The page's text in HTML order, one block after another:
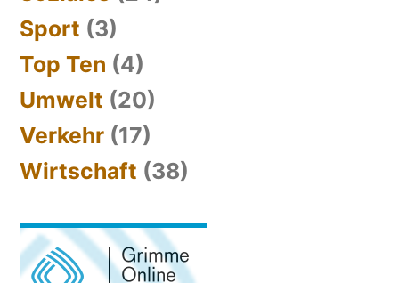
Sport (3)
Top Ten (4)
Umwelt (20)
Verkehr (17)
Wirtschaft (38)